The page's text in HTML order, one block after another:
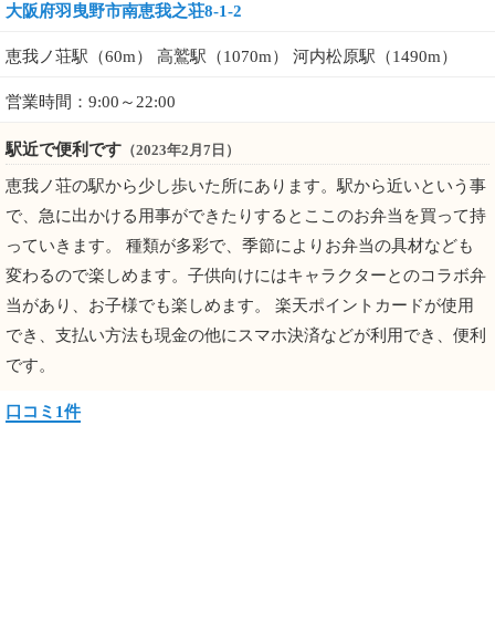
大阪府羽曳野市南恵我之荘8-1-2
恵我ノ荘駅（60m） 高鷲駅（1070m） 河内松原駅（1490m）
営業時間：9:00～22:00
駅近で便利です （2023年2月7日）
恵我ノ荘の駅から少し歩いた所にあります。駅から近いという事
で、急に出かける用事ができたりするとここのお弁当を買って持
っていきます。 種類が多彩で、季節によりお弁当の具材なども
変わるので楽しめます。子供向けにはキャラクターとのコラボ弁
当があり、お子様でも楽しめます。 楽天ポイントカードが使用
でき、支払い方法も現金の他にスマホ決済などが利用でき、便利
です。
口コミ1件